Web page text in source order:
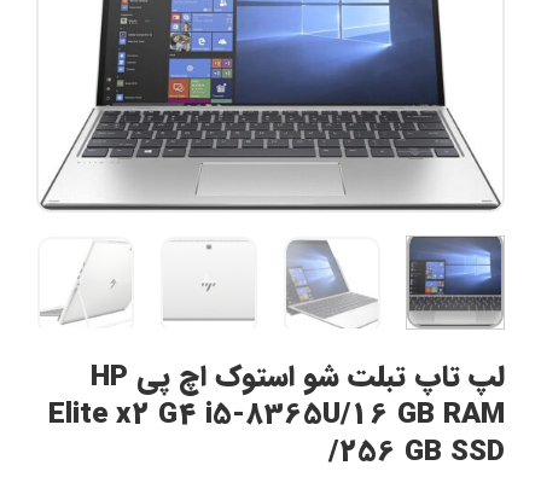
لپ تاپ تبلت شو استوک اچ پی HP
Elite x2 G4 i5-8365U/16 GB RAM
/256 GB SSD